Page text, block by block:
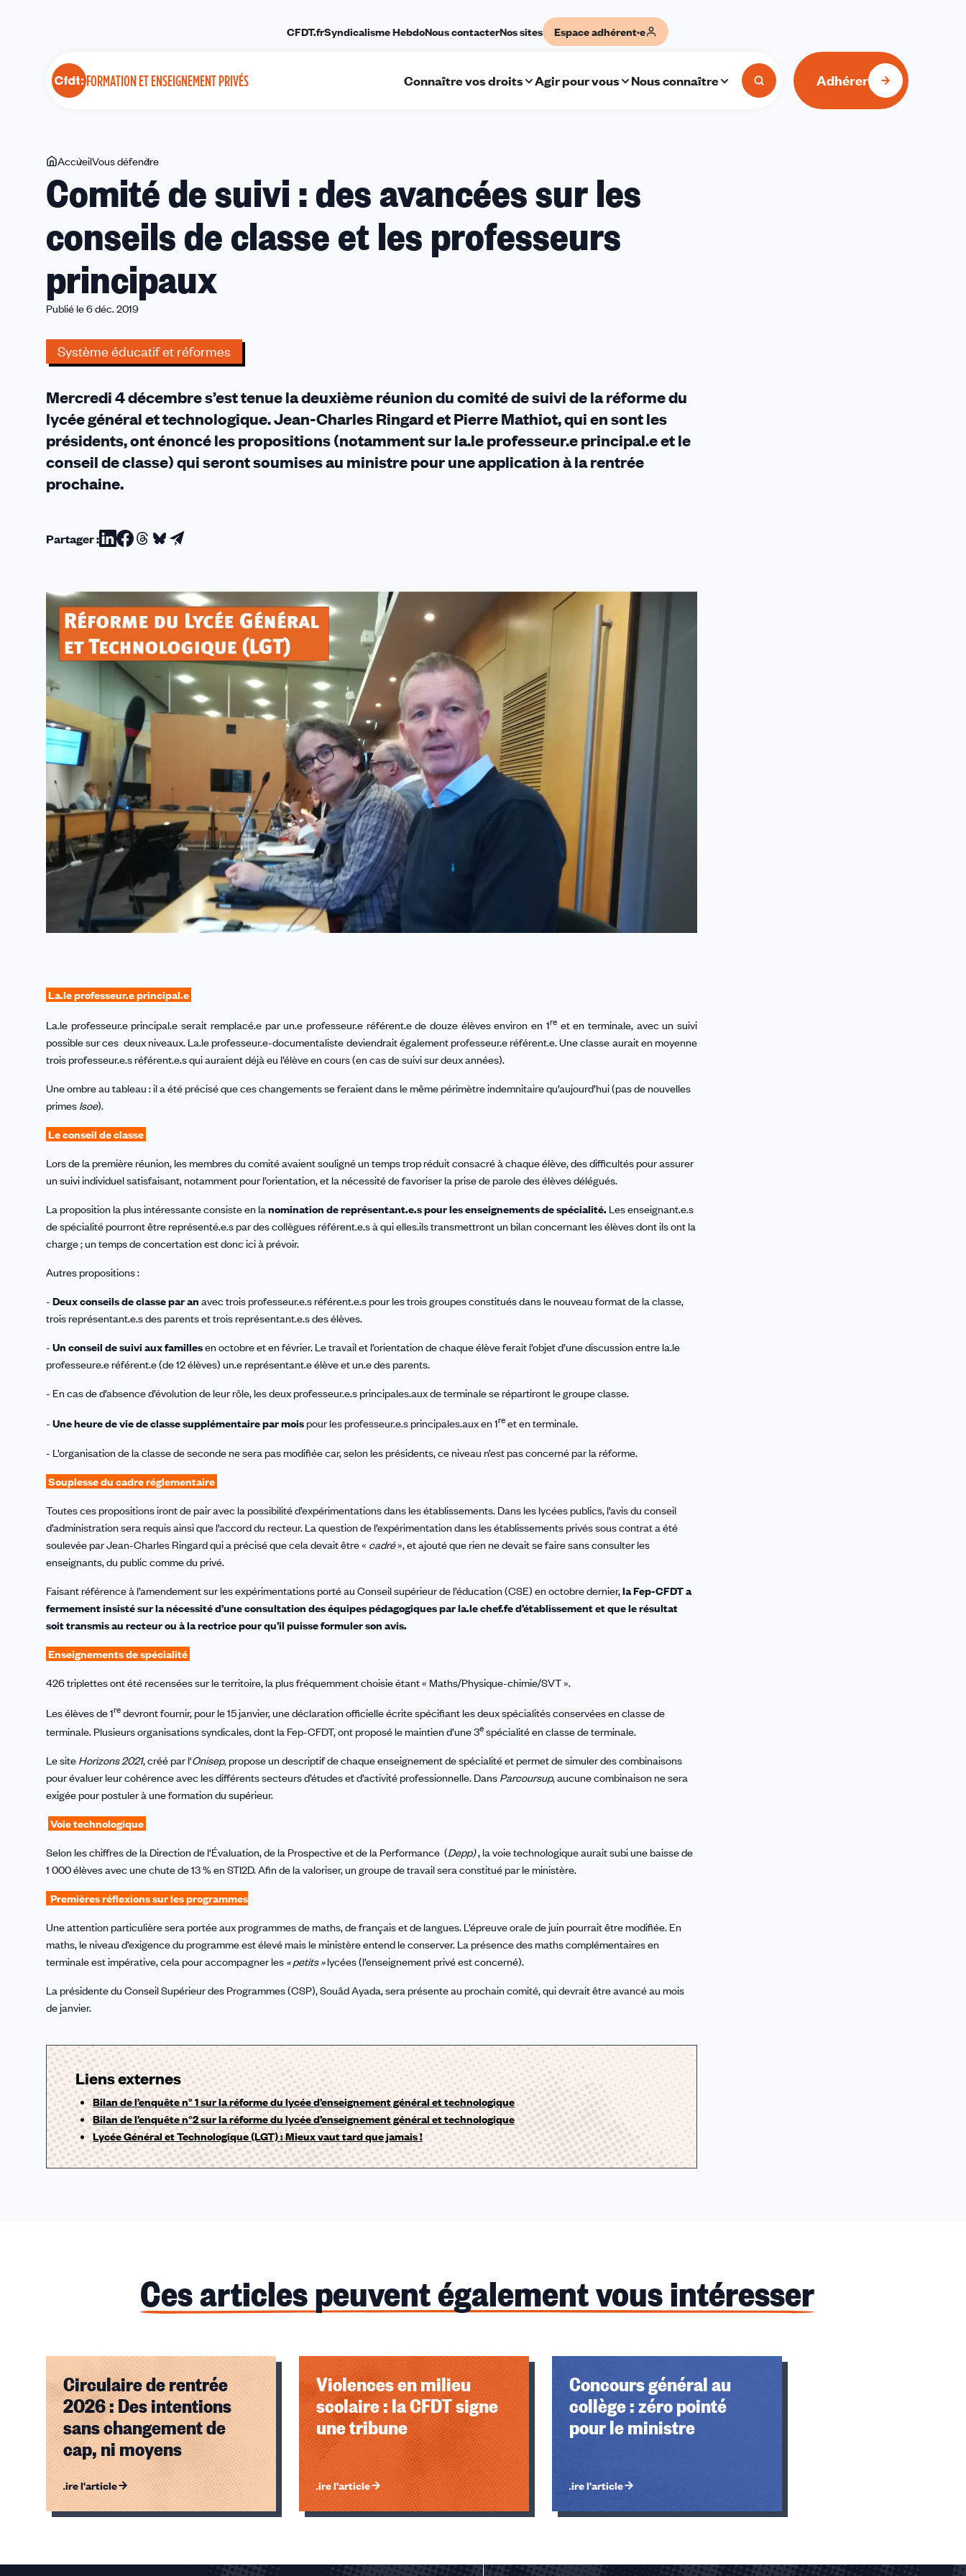
FORMATION ET ENSEIGNEMENT PRIVÉS
CFDT.frSyndicalisme HebdoNous contacterNos sites Espace adhérent·e
Connaître vos droits Agir pour vous Nous connaître Adhérer
Vous
êtes
ici
AccueilVous défendre
de
suivi
des
sur
les
classe
et
professeurs
principaux
Comité de suivi : des avancées sur les
conseils de classe et les professeurs
principaux
Publié le 6 déc. 2019
Système éducatif et réformes
Mercredi 4 décembre s’est tenue la deuxième réunion du comité de suivi de la réforme du
lycée général et technologique. Jean-Charles Ringard et Pierre Mathiot, qui en sont les
présidents, ont énoncé les propositions (notamment sur la.le professeur.e principal.e et le
conseil de classe) qui seront soumises au ministre pour une application à la rentrée
prochaine.
Partager :Partager
Linkedin
Partager
Facebook
Partager
Threads
Partager
Bluesky
Partager
email
La.le professeur.e principal.e
La.le professeur.e principal.e serait remplacé.e par un.e professeur.e référent.e de douze élèves environ en 1reet en terminale, avec un suivi
possible sur ces deux niveaux. La.le professeur.e-documentaliste deviendrait également professeur.e référent.e. Une classe aurait en moyenne
trois professeur.e.s référent.e.s qui auraient déjà eu l’élève en cours (en cas de suivi sur deux années).
Une ombre au tableau : il a été précisé que ces changements se feraient dans le même périmètre indemnitaire qu’aujourd’hui (pas de nouvelles
primes Isoe).
Le conseil de classe
Lors de la première réunion, les membres du comité avaient souligné un temps trop réduit consacré à chaque élève, des difficultés pour assurer
un suivi individuel satisfaisant, notamment pour l’orientation, et la nécessité de favoriser la prise de parole des élèves délégués.
La proposition la plus intéressante consiste en lanomination de représentant.e.s pour les enseignements de spécialité. Les enseignant.e.s
de spécialité pourront être représenté.e.s par des collègues référent.e.s à qui elles.ils transmettront un bilan concernant les élèves dont ils ont la
charge ; un temps de concertation est donc ici à prévoir.
Autres propositions :
- Deux conseils de classe par an avec trois professeur.e.s référent.e.s pour les trois groupes constitués dans le nouveau format de la classe,
trois représentant.e.s des parents et trois représentant.e.s des élèves.
- Un conseil de suivi aux famillesen octobre et en février. Le travail et l’orientation de chaque élève ferait l’objet d’une discussion entre la.le
professeure.e référent.e (de 12 élèves) un.e représentant.e élève et un.e des parents.
- En cas de d’absence d’évolution de leur rôle, les deux professeur.e.s principales.aux de terminale se répartiront le groupe classe.
- Une heure de vie de classe supplémentaire par mois pour les professeur.e.s principales.aux en 1reet en terminale.
- L’organisation de la classe de seconde ne sera pas modifiée car, selon les présidents, ce niveau n’est pas concerné par la réforme.
Souplesse du cadre réglementaire
Toutes ces propositions iront de pair avec la possibilité d’expérimentations dans les établissements. Dans les lycées publics, l’avis du conseil
d’administration sera requis ainsi que l’accord du recteur. La question de l’expérimentation dans les établissements privés sous contrat a été
soulevée par Jean-Charles Ringard qui a précisé que cela devait être « cadré», et ajouté que rien ne devait se faire sans consulter les
enseignants, du public comme du privé.
Faisant référence à l’amendement sur les expérimentations porté au Conseil supérieur de l’éducation (CSE) en octobre dernier,la Fep-CFDT a
fermement insisté sur la nécessité d’une consultation des équipes pédagogiques par la.le chef.fe d’établissement et que le résultat
soit transmis au recteur ou à la rectrice pour qu’il puisse formuler son avis.
Enseignements de spécialité
426 triplettes ont été recensées sur le territoire, la plus fréquemment choisie étant « Maths/Physique-chimie/SVT ».
Les élèves de 1redevront fournir, pour le 15 janvier, une déclaration officielle écrite spécifiant les deux spécialités conservées en classe de
terminale. Plusieurs organisations syndicales, dont la Fep-CFDT, ont proposé le maintien d’une 3espécialité en classe de terminale.
Le site Horizons 2021, créé par l'Onisep, propose un descriptif de chaque enseignement de spécialité et permet de simuler des combinaisons
pour évaluer leur cohérence avec les différents secteurs d’études et d’activité professionnelle. Dans Parcoursup, aucune combinaison ne sera
exigée pour postuler à une formation du supérieur.
Voie technologique
Selon les chiffres de la Direction de l'Évaluation, de la Prospective et de la Performance (Depp), la voie technologique aurait subi une baisse de
1 000 élèves avec une chute de 13 % en STI2D. Afin de la valoriser, un groupe de travail sera constitué par le ministère.
Premières réflexions sur les programmes
Une attention particulière sera portée aux programmes de maths, de français et de langues. L’épreuve orale de juin pourrait être modifiée. En
maths, le niveau d’exigence du programme est élevé mais le ministère entend le conserver. La présence des maths complémentaires en
terminale est impérative, cela pour accompagner les « petits »lycées (l’enseignement privé est concerné).
La présidente du Conseil Supérieur des Programmes (CSP), Souâd Ayada, sera présente au prochain comité, qui devrait être avancé au mois
de janvier.
Liens externes
Bilan de l’enquête n° 1 sur la réforme du lycée d’enseignement général et technologique
Bilan de l’enquête n°2 sur la réforme du lycée d’enseignement général et technologique
Lycée Général et Technologique (LGT) : Mieux vaut tard que jamais !
Ces articles peuvent également vous intéresser
Circulaire de rentrée
2026 : Des intentions
sans changement de
cap, ni moyens
Lire l'article
Violences en milieu
scolaire : la CFDT signe
une tribune
Lire l'article
Concours général au
collège : zéro pointé
pour le ministre
Lire l'article
Éléments